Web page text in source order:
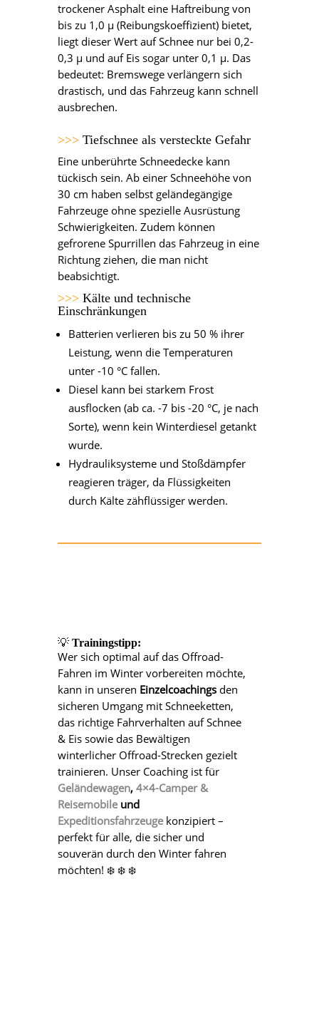
trockener Asphalt eine Haftreibung von
bis zu 1,0 µ (Reibungskoeffizient) bietet,
liegt dieser Wert auf Schnee nur bei 0,2-
0,3 µ und auf Eis sogar unter 0,1 µ. Das
bedeutet: Bremswege verlängern sich
drastisch, und das Fahrzeug kann schnell
ausbrechen.
>>> Tiefschnee als versteckte Gefahr
Eine unberührte Schneedecke kann
tückisch sein. Ab einer Schneehöhe von
30 cm haben selbst geländegängige
Fahrzeuge ohne spezielle Ausrüstung
Schwierigkeiten. Zudem können
gefrorene Spurrillen das Fahrzeug in eine
Richtung ziehen, die man nicht
beabsichtigt.
>>> Kälte und technische
Einschränkungen
Batterien verlieren bis zu 50 % ihrer
Leistung, wenn die Temperaturen
unter -10 °C fallen.
Diesel kann bei starkem Frost
ausflocken (ab ca. -7 bis -20 °C, je nach
Sorte), wenn kein Winterdiesel getankt
wurde.
Hydrauliksysteme und Stoßdämpfer
reagieren träger, da Flüssigkeiten
durch Kälte zähflüssiger werden.
💡 Trainingstipp:
Wer sich optimal auf das Offroad-
Fahren im Winter vorbereiten möchte,
kann in unseren Einzelcoachingsden
sicheren Umgang mit Schneeketten,
das richtige Fahrverhalten auf Schnee
& Eis sowie das Bewältigen
winterlicher Offroad-Strecken gezielt
trainieren. Unser Coaching ist für
Geländewagen, 4×4-Camper &
Reisemobileund
Expeditionsfahrzeugekonzipiert –
perfekt für alle, die sicher und
souverän durch den Winter fahren
möchten! ❄️ ❄️ ❄️